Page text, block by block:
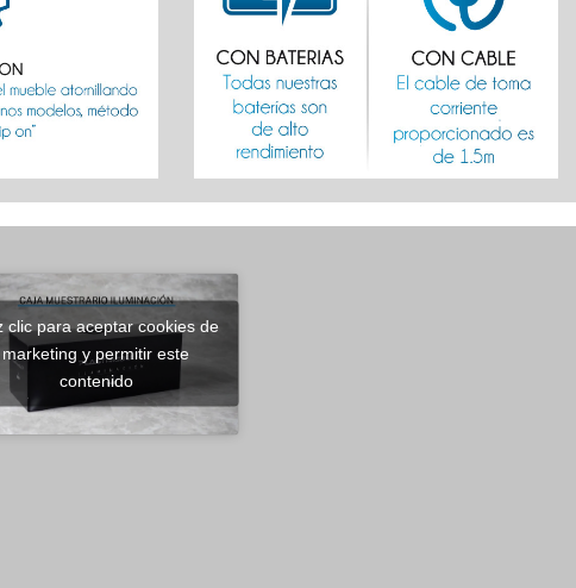
clic para aceptar cookies de
marketing y permitir este
contenido